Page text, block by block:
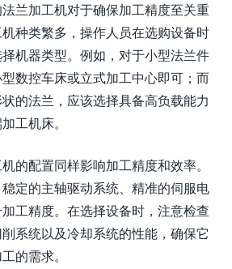
兰加工机对于确保加工精度至关重
种类繁多，操作人员在选购设备时
机器类型。例如，对于小型法兰件
数控车床或立式加工中心即可；而
的法兰，应该选择具备高负载能力
工机床。
的配置同样影响加工精度和效率。
定的主轴驱动系统、精准的伺服电
工精度。在选择设备时，注意检查
系统以及冷却系统的性能，确保它
的需求。